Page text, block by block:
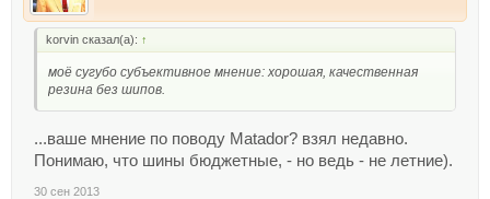
korvin сказал(а): ↑
моё сугубо субъективное мнение: хорошая, качественная
резина без шипов.
...ваше мнение по поводу Matador? взял недавно.
Понимаю, что шины бюджетные, - но ведь - не летние).
30 сен 2013